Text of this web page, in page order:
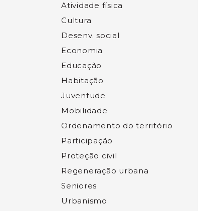
Atividade física
Cultura
Desenv. social
Economia
Educação
Habitação
Juventude
Mobilidade
Ordenamento do território
Participação
Proteção civil
Regeneração urbana
Seniores
Urbanismo